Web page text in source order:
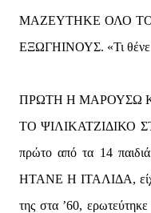
ΜΑΖΕΥΤΗΚΕ ΟΛΟ
ΕΞΩΓΗΙΝΟΥΣ. «Τι θένε
ΠΡΩΤΗ Η ΜΑΡΟΥΣΩ
ΤΟ ΨΙΛΙΚΑΤΖΙΔΙΚΟ
πρώτο από τα 14
ΗΤΑΝΕ Η ΙΤΑΛΙΔΑ, είχε
της στα ’60,